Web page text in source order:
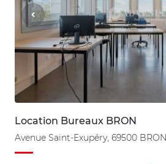
Location Bureaux BRON
Avenue Saint-Exupéry, 69500 BRON